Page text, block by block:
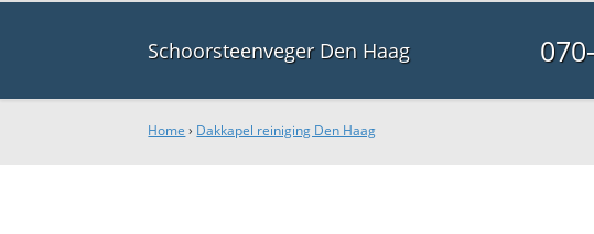
Schoorsteenveger Den Haag
Home › Dakkapel reiniging Den Haag